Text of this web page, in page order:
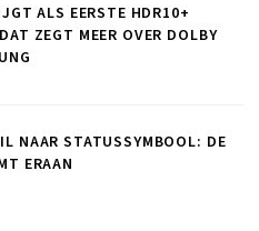
ALS EERSTE HDR10+
ZEGT MEER OVER DOLBY
NAAR STATUSSYMBOOL: DE
ERAAN